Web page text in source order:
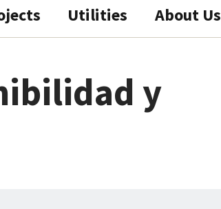
Utilities About Us
y